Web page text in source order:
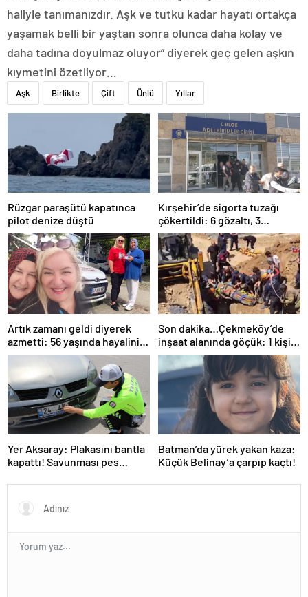
haliyle tanımanızdır. Aşk ve tutku kadar hayatı ortakça
yaşamak belli bir yaştan sonra olunca daha kolay ve
daha tadına doyulmaz oluyor” diyerek geç gelen aşkın
kıymetini özetliyor…
Aşk Birlikte Çift Ünlü Yıllar
Rüzgar paraşütü kapatınca
pilot denize düştü
Kırşehir’de sigorta tuzağı
çökertildi: 6 gözaltı, 3
tutuklama
Artık zamanı geldi diyerek
azmetti: 56 yaşında hayalini
kurduğu ehliyete kavuştu
Son dakika…Çekmeköy’de
inşaat alanında göçük: 1 kişi
hayatını kaybetti
Yer Aksaray: Plakasını bantla
kapattı! Savunması pes
Batman’da yürek yakan kaza:
Küçük Belinay’a çarpıp kaçtı!